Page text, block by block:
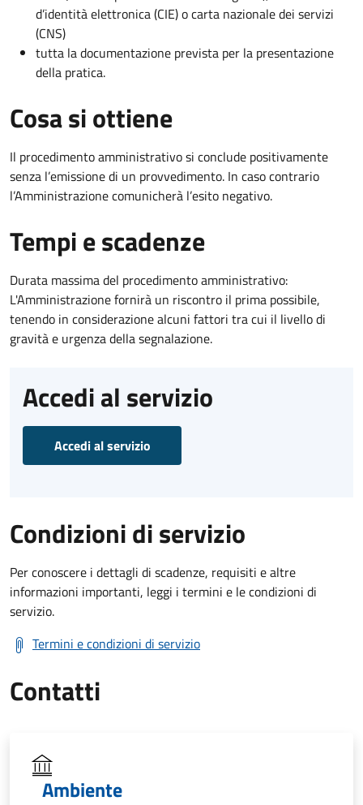
d’identità elettronica (CIE) o carta nazionale dei servizi
(CNS)
tutta la documentazione prevista per la presentazione
della pratica.
Cosa si ottiene
Il procedimento amministrativo si conclude positivamente
senza l’emissione di un provvedimento. In caso contrario
l’Amministrazione comunicherà l’esito negativo.
Tempi e scadenze
Durata massima del procedimento amministrativo:
L'Amministrazione fornirà un riscontro il prima possibile,
tenendo in considerazione alcuni fattori tra cui il livello di
gravità e urgenza della segnalazione.
Accedi al servizio
Accedi al servizio
Condizioni di servizio
Per conoscere i dettagli di scadenze, requisiti e altre
informazioni importanti, leggi i termini e le condizioni di
servizio.
Termini e condizioni di servizio
Contatti
Ambiente